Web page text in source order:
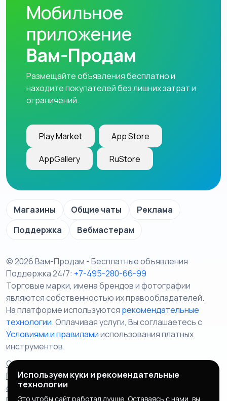
Мобильное
приложение
Вам-Продам
Размещайте объявления бесплатно и
находите покупателей без лишних затрат и
ограничений.
Play Market App Store
AppGallery RuStore
Магазины Общие чаты
Реклама
Поддержка
Вебмастерам
© 2026 Вам-Продам - Бесплатные объявления
Поддержка 24/7: +7-495-280-66-99
Торговые марки, имена брендов и фотографии
являются собственностью их правообладателей.
На платформе используются рекомендательные
технологии. Оплачивая услуги, Вы соглашаетесь c
Условиями и правиламииспользования платных
инструментов.
Отказ от ответственности
Правила сервиса
Политика конфиденциальности
Пользовательское
соглашение
Запрещенные товары/услуги
Используем куки и рекомендательные
технологии
Это чтобы сайт работал лучше. Оставаясь с нами, вы